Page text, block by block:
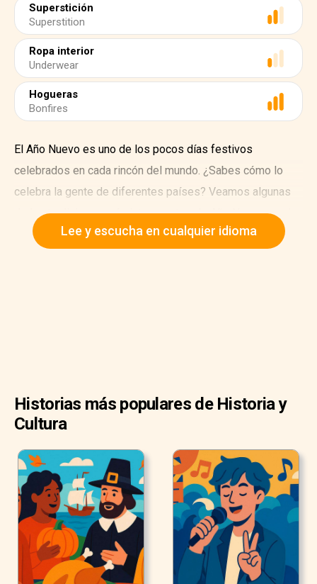
Superstición
Superstition
Ropa interior
Underwear
Hogueras
Bonfires
El Año Nuevo es uno de los pocos días festivos
celebrados en cada rincón del mundo. ¿Sabes cómo lo
celebra la gente de diferentes países? Veamos algunas
de las tradiciones más interesantes de Año Nuevo en el
mundo.
Lee y escucha en cualquier idioma
Historias más populares de Historia y
Cultura